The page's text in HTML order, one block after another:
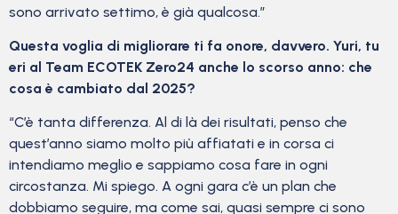
sono arrivato settimo, è già qualcosa.”
Questa voglia di migliorare ti fa onore, davvero. Yuri, tu
eri al Team ECOTEK Zero24 anche lo scorso anno: che
cosa è cambiato dal 2025?
“C’è tanta differenza. Al di là dei risultati, penso che
quest’anno siamo molto più affiatati e in corsa ci
intendiamo meglio e sappiamo cosa fare in ogni
circostanza. Mi spiego. A ogni gara c’è un plan che
dobbiamo seguire, ma come sai, quasi sempre ci sono